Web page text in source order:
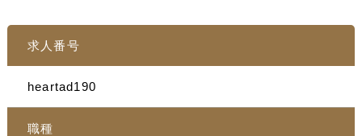
求人番号
heartad190
職種